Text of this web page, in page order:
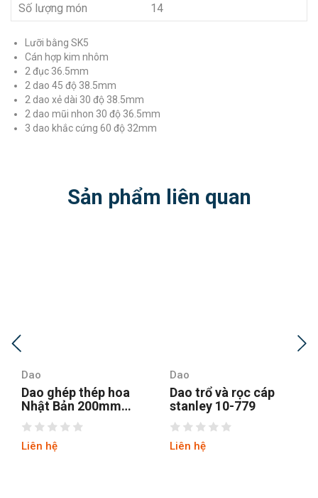
Số lượng món
14
Lưỡi bằng SK5
Cán hợp kim nhôm
2 đục 36.5mm
2 dao 45 độ 38.5mm
2 dao xẻ dài 30 độ 38.5mm
2 dao mũi nhon 30 độ 36.5mm
3 dao khắc cứng 60 độ 32mm
Sản phẩm liên quan
Dao
Dao ghép thép hoa
Nhật Bản 200mm
Sagawa 1091
Liên hệ
Dao
Dao trổ và rọc cáp
stanley 10-779
Liên hệ